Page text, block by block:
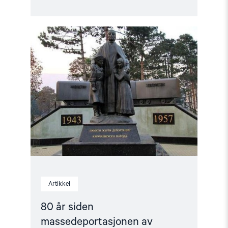
Artikkel
80 år siden
massedeportasjonen av
Read
article
"80
år
siden
massedeportasjonen
av
karatsjajene"